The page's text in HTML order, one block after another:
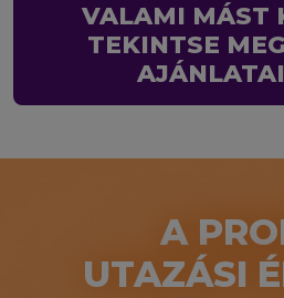
VALAMI MÁST
TEKINTSE
A
UTAZÁSI